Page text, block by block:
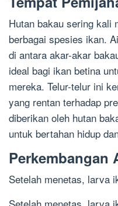
Hutan bakau sering kali
berbagai spesies ikan.
di antara akar-akar
ideal bagi ikan betina
mereka. Telur-telur ini
yang rentan terhadap
diberikan oleh hutan
untuk bertahan hidup
Perkembangan
Setelah menetas, larva